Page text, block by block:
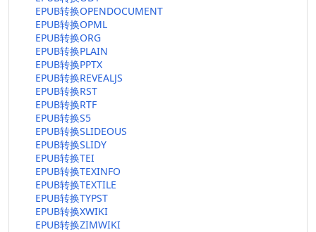
EPUB转换OPENDOCUMENT
EPUB转换OPML
EPUB转换ORG
EPUB转换PLAIN
EPUB转换PPTX
EPUB转换REVEALJS
EPUB转换RST
EPUB转换RTF
EPUB转换S5
EPUB转换SLIDEOUS
EPUB转换SLIDY
EPUB转换TEI
EPUB转换TEXINFO
EPUB转换TEXTILE
EPUB转换TYPST
EPUB转换XWIKI
EPUB转换ZIMWIKI